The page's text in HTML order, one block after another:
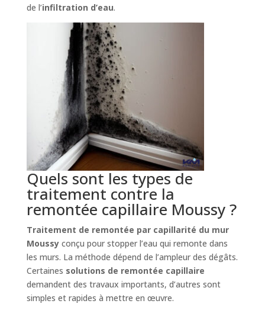
de l’infiltration d’eau.
Quels sont les types de
traitement contre la
remontée capillaire Moussy ?
Traitement de remontée par capillarité du mur
Moussyconçu pour stopper l’eau qui remonte dans
les murs. La méthode dépend de l’ampleur des dégâts.
Certaines solutions de remontée capillaire
demandent des travaux importants, d’autres sont
simples et rapides à mettre en œuvre.